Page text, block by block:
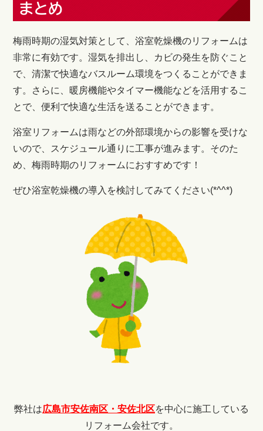
まとめ
梅雨時期の湿気対策として、浴室乾燥機のリフォームは
非常に有効です。湿気を排出し、カビの発生を防ぐこと
で、清潔で快適なバスルーム環境をつくることができま
す。さらに、暖房機能やタイマー機能などを活用するこ
とで、便利で快適な生活を送ることができます。
浴室リフォームは雨などの外部環境からの影響を受けな
いので、スケジュール通りに工事が進みます。そのた
め、梅雨時期のリフォームにおすすめです！
ぜひ浴室乾燥機の導入を検討してみてください(*^^*)
弊社は広島市安佐南区・安佐北区を中心に施工している
リフォーム会社です。